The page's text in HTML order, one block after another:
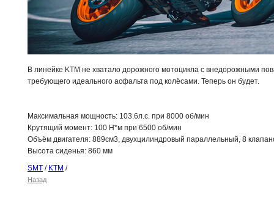
В линейке KTM не хватало дорожного мотоцикла с внедорожными
требующего идеального асфальта под колёсами. Теперь он будет.
Максимальная мощность: 103.6л.с. при 8000 об/мин
Крутящий момент: 100 Н*м при 6500 об/мин
Объём двигателя: 889см3, двухцилиндровый параллельный, 8
Высота сиденья: 860 мм
SMT / KTM /
Назад